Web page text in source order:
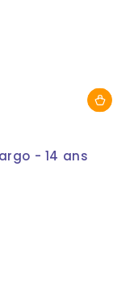
- 14 ans